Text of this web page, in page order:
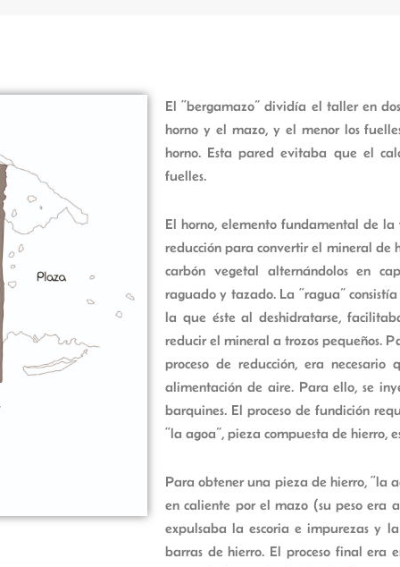
El “bergamazo” dividía el taller en
horno y el mazo, y el menor los
horno. Esta pared evitaba que el
fuelles.
El horno, elemento fundamental de
reducción para convertir el mineral de
carbón vegetal alternándolos en
raguado y tazado. La “ragua”
la que éste al deshidratarse,
reducir el mineral a trozos pequeños.
proceso de reducción, era
alimentación de aire. Para ello, se
barquines. El proceso de fundición
“la agoa”, pieza compuesta de hierro,
Para obtener una pieza de hierro, “la
en caliente por el mazo (su peso era
expulsaba la escoria e impurezas y
barras de hierro. El proceso final era